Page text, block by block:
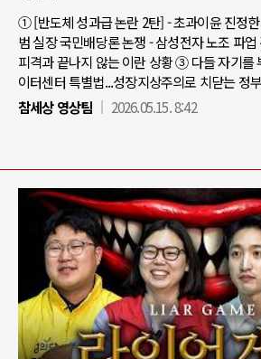
① [반도체 성과급 논란 2탄] - 초과이윤 진정
범 실장 국민배당론 논쟁 - 삼성전자 노조 파
피격과 끝나지 않는 이란 상황 ③ 다들 자기
이터센터 특별법...성장지상주의로 치닫는 정
참세상 영상팀
2026.05.15. 8:42